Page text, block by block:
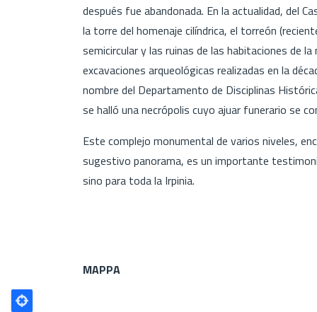
después fue abandonada. En la actualidad, del
la torre del homenaje cilíndrica, el torreón
semicircular y las ruinas de las habitaciones de
excavaciones arqueológicas realizadas en la
nombre del Departamento de Disciplinas
se halló una necrópolis cuyo ajuar funerario se
Este complejo monumental de varios niveles,
sugestivo panorama, es un importante
sino para toda la Irpinia.
MAPPA
Poligono